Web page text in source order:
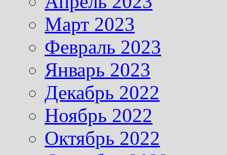
Март 2023
Февраль 2023
Январь 2023
Декабрь 2022
Ноябрь 2022
Октябрь 2022